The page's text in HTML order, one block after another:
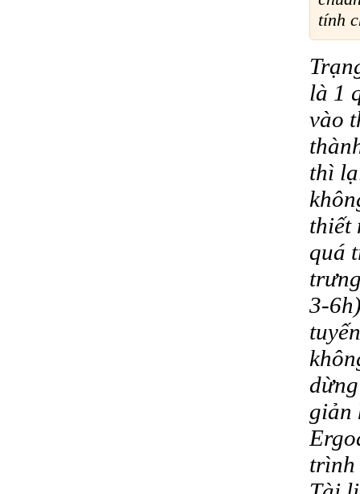
tính
là 1
vào
thì
thiết
quá
3-
giản
trình